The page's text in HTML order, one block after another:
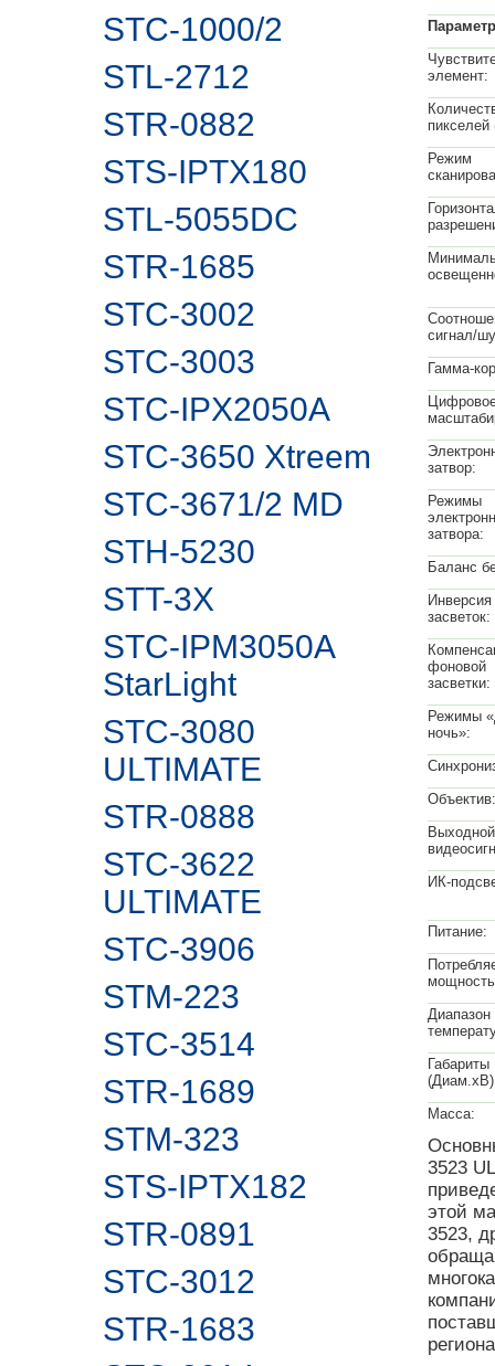
STC-1000/2
STL-2712
STR-0882
STS-IPTX180
STL-5055DC
STR-1685
STC-3002
STC-3003
STC-IPX2050A
STC-3650 Xtreem
STC-3671/2 MD
STH-5230
STT-3X
STC-IPM3050A
StarLight
STC-3080
ULTIMATE
STR-0888
STC-3622
ULTIMATE
STC-3906
STM-223
STC-3514
STR-1689
STM-323
STS-IPTX182
STR-0891
STC-3012
STR-1683
элемент:
пикселей
Режим
сигнал/
Гамма-
затвор:
Режимы
затвора:
Баланс
Инверсия
засветок:
фоновой
засветки:
Режимы
ночь»:
Объектив:
Выходной
ИК-
Питание:
Диапазон
Габариты
Масса:
3523
этой
3523,